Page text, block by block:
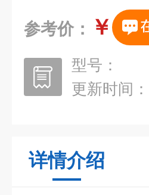
参考价： ￥
型号：
更新时间：
详情介绍